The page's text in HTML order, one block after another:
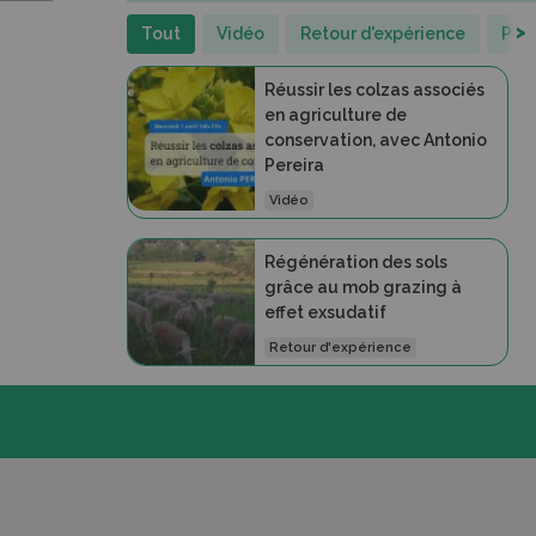
Tout Vidéo Retour d'expérience >
Réussir les colzas associés
en agriculture de
conservation, avec Antonio
Pereira
Vidéo
Régénération des sols
grâce au mob grazing à
effet exsudatif
Retour d'expérience